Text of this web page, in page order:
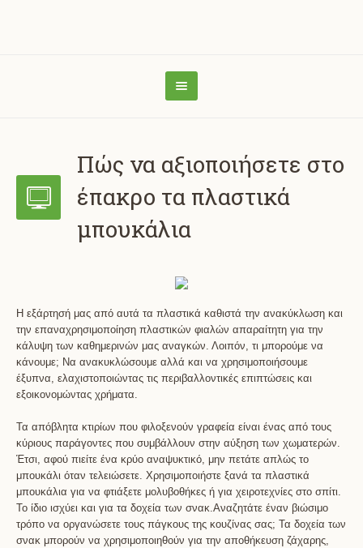
Πώς να αξιοποιήσετε στο
έπακρο τα πλαστικά
μπουκάλια
Η εξάρτησή μας από αυτά τα πλαστικά καθιστά την ανακύκλωση και
την επαναχρησιμοποίηση πλαστικών φιαλών απαραίτητη για την
κάλυψη των καθημερινών μας αναγκών. Λοιπόν, τι μπορούμε να
κάνουμε; Να ανακυκλώσουμε αλλά και να χρησιμοποιήσουμε
έξυπνα, ελαχιστοποιώντας τις περιβαλλοντικές επιπτώσεις και
εξοικονομώντας χρήματα.
Τα απόβλητα κτιρίων που φιλοξενούν γραφεία είναι ένας από τους
κύριους παράγοντες που συμβάλλουν στην αύξηση των χωματερών.
Έτσι, αφού πιείτε ένα κρύο αναψυκτικό, μην πετάτε απλώς το
μπουκάλι όταν τελειώσετε. Χρησιμοποιήστε ξανά τα πλαστικά
μπουκάλια για να φτιάξετε μολυβοθήκες ή για χειροτεχνίες στο σπίτι.
Το ίδιο ισχύει και για τα δοχεία των σνακ.Αναζητάτε έναν βιώσιμο
τρόπο να οργανώσετε τους πάγκους της κουζίνας σας; Τα δοχεία των
σνακ μπορούν να χρησιμοποιηθούν για την αποθήκευση ζάχαρης,